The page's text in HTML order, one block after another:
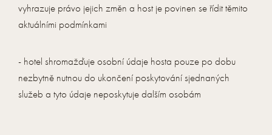
vyhrazuje právo jejich změn a host je povinen se řídit těmito
aktuálními podmínkami
- hotel shromažďuje osobní údaje hosta pouze po dobu
nezbytně nutnou do ukončení poskytování sjednaných
služeb a tyto údaje neposkytuje dalším osobám